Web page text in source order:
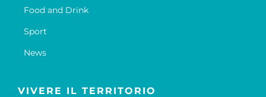
Food and Drink
Sport
News
VIVERE IL TERRITORIO